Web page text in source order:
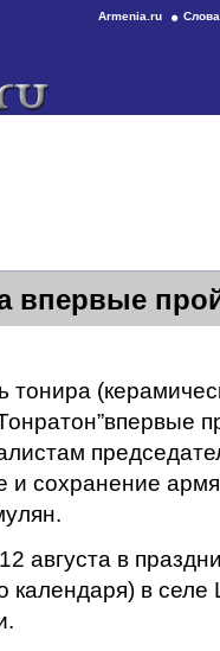
Armenia.ru
впервые
и сохранение
августа в
календаря) в селе